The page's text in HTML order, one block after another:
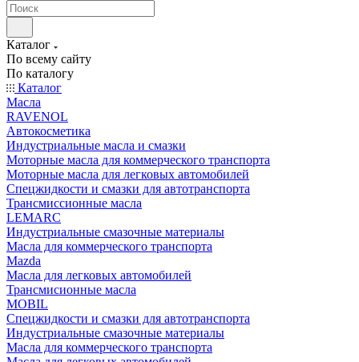
Каталог
По всему сайту
По каталогу
Каталог
Масла
RAVENOL
Автокосметика
Индустриальные масла и смазки
Моторные масла для коммерческого транспорта
Моторные масла для легковых автомобилей
Спецжидкости и смазки для автотранспорта
Трансмиссионные масла
LEMARC
Индустриальные смазочные материалы
Масла для коммерческого транспорта
Mazda
Масла для легковых автомобилей
Трансмисионные масла
MOBIL
Cпецжидкости и смазки для автотранспорта
Индустриальные смазочные материалы
Масла для коммерческого транспорта